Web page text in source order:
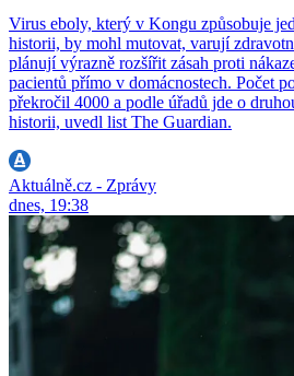
Virus eboly, který v Kongu způsobuje
historii, by mohl mutovat, varují
plánují výrazně rozšířit zásah proti
pacientů přímo v domácnostech. Počet
překročil 4000 a podle úřadů jde o
historii, uvedl list The Guardian.
Aktuálně.cz - Zprávy
dnes, 19:38